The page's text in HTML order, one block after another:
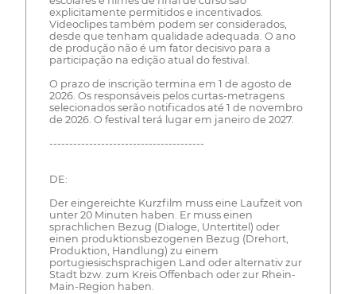
explicitamente permitidos e incentivados.
Videoclipes também podem ser considerados,
desde que tenham qualidade adequada. O ano
de produção não é um fator decisivo para a
participação na edição atual do festival.
O prazo de inscrição termina em 1 de agosto de
2026. Os responsáveis pelos curtas-metragens
selecionados serão notificados até 1 de novembro
de 2026. O festival terá lugar em janeiro de 2027.
---------------------------------------
DE:
Der eingereichte Kurzfilm muss eine Laufzeit von
unter 20 Minuten haben. Er muss einen
sprachlichen Bezug (Dialoge, Untertitel) oder
einen produktionsbezogenen Bezug (Drehort,
Produktion, Handlung) zu einem
portugiesischsprachigen Land oder alternativ zur
Stadt bzw. zum Kreis Offenbach oder zur Rhein-
Main-Region haben.